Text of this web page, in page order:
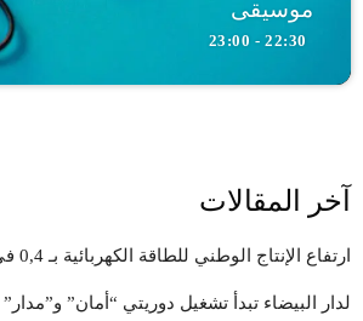
موسيقى
22:30 - 23:00
آخر المقالات
ارتفاع الإنتاج الوطني للطاقة الكهربائية بـ 0,4 في المائة
لدار البيضاء تبدأ تشغيل دوريتي “أمان” و”مدار”